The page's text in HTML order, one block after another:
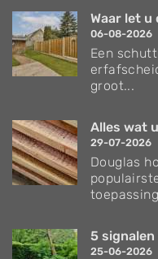
Waar let u
06-08-2026
Een
groot...
Alles wat
29-07-2026
Douglas
5
25-06-2026